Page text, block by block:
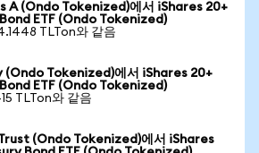
A (Ondo Tokenized)에서 iShares 20+
ETF (Ondo Tokenized)
TLTon와 같음
Tokenized)에서 iShares 20+
ETF (Ondo Tokenized)
TLTon와 같음
(Ondo Tokenized)에서 iShares